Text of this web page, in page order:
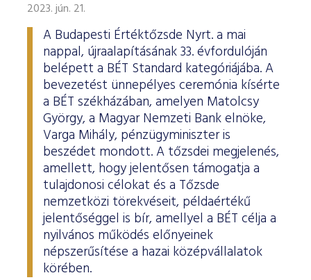
2023. jún. 21.
A Budapesti Értéktőzsde Nyrt. a mai
nappal, újraalapításának 33. évfordulóján
belépett a BÉT Standard kategóriájába. A
bevezetést ünnepélyes ceremónia kísérte
a BÉT székházában, amelyen Matolcsy
György, a Magyar Nemzeti Bank elnöke,
Varga Mihály, pénzügyminiszter is
beszédet mondott. A tőzsdei megjelenés,
amellett, hogy jelentősen támogatja a
tulajdonosi célokat és a Tőzsde
nemzetközi törekvéseit, példaértékű
jelentőséggel is bír, amellyel a BÉT célja a
nyilvános működés előnyeinek
népszerűsítése a hazai középvállalatok
körében.